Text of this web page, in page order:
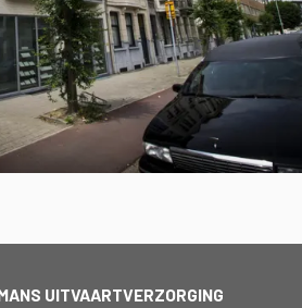
UITVAARTVERZORGING